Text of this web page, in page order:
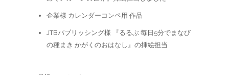
企業様 カレンダーコンペ用 作品
JTBパブリッシング様 『るるぶ 毎日5分でまなび
の種まき かがくのおはなし』の挿絵担当